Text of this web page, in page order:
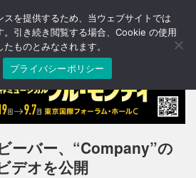
T
o
n
a
v
i
g
ーバー、“Company”の
デオを公開
スを提供するため、当ウェブサイトでは
引き続き閲覧する場合、Cookie の使用
たものとみなされます。
プライバシーポリシー